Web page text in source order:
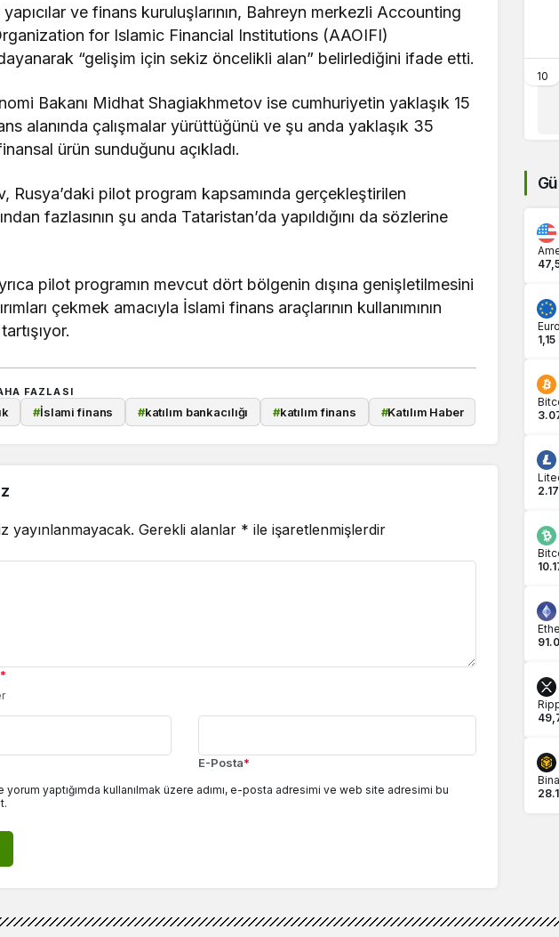
ve finans kuruluşlarının, Bahreyn merkezli Accounting
for Islamic Financial Institutions (AAOIFI)
“gelişim için sekiz öncelikli alan” belirlediğini ifade etti.
Bakanı Midhat Shagiakhmetov ise cumhuriyetin yaklaşık 15
alanında çalışmalar yürüttüğünü ve şu anda yaklaşık 35
ürün sunduğunu açıkladı.
Rusya’daki pilot program kapsamında gerçekleştirilen
fazlasının şu anda Tataristan’da yapıldığını da sözlerine
pilot programın mevcut dört bölgenin dışına genişletilmesini
çekmek amacıyla İslami finans araçlarının kullanımının
FAZLASI
#İslami finans #katılım bankacılığı #katılım finans #Katılım Haber
yayınlanmayacak. Gerekli alanlar * ile işaretlenmişlerdir
*
E-Posta*
yorum yaptığımda kullanılmak üzere adımı, e-posta adresimi ve web site adresimi bu
10